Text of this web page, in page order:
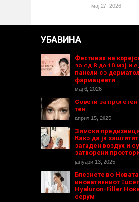
мај 27, 2026
УБАВИНА
Фестивал на
за од 8 до 10 мај и
панели со
фармацевти
мај 6, 2026
Совети за
тен
април 15, 2025
Зимски
Како да ја
загаден воздух и
затворени
јануари 13, 2025
Блеснете во
иновативниот
Hyaluron-Filler
серум